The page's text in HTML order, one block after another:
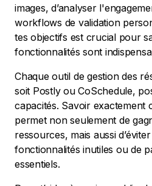
images, d’analyser
workflows de validation
tes objectifs est crucial pour
fonctionnalités sont
Chaque outil de gestion des
soit Postly ou CoSchedule,
capacités. Savoir exactement
permet non seulement de
ressources, mais aussi
fonctionnalités inutiles ou de
essentiels.